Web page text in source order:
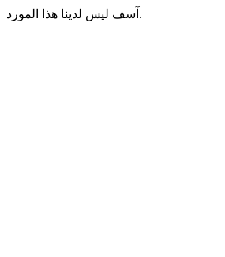
آسف ليس لدينا هذا المورد.